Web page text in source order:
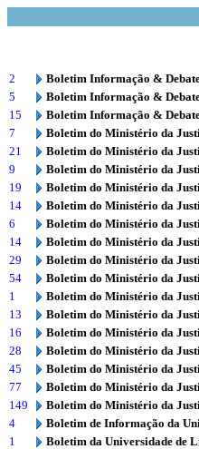
2
Boletim Informação &
5
Boletim Informação &
15
Boletim Informação &
7
Boletim do Ministério da
21
Boletim do Ministério da
9
Boletim do Ministério da
19
Boletim do Ministério da
14
Boletim do Ministério da
6
Boletim do Ministério da
14
Boletim do Ministério da
29
Boletim do Ministério da
54
Boletim do Ministério da
1
Boletim do Ministério da
13
Boletim do Ministério da
16
Boletim do Ministério da
28
Boletim do Ministério da
45
Boletim do Ministério da
77
Boletim do Ministério da
149
Boletim do Ministério da
4
Boletim de Informação da
1
Boletim da Universidade de